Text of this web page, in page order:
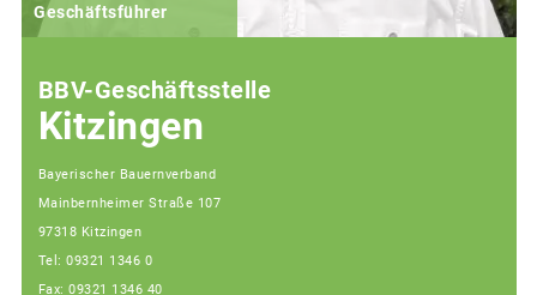
Geschäftsführer
BBV-Geschäftsstelle
Kitzingen
Bayerischer Bauernverband
Mainbernheimer Straße 107
97318 Kitzingen
Tel: 09321 1346 0
Fax: 09321 1346 40